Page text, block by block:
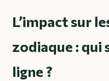
L’impact sur
zodiaque : qui
ligne ?